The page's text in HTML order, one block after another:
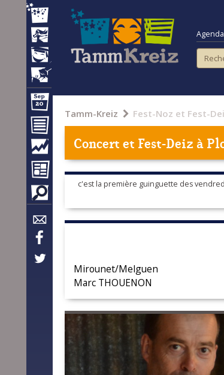
Tamm-Kreiz Fest-Noz et Fest-
Concert et Fest-Deiz à
c'est la première guinguette des
Mirounet/Melguen
Marc THOUENON